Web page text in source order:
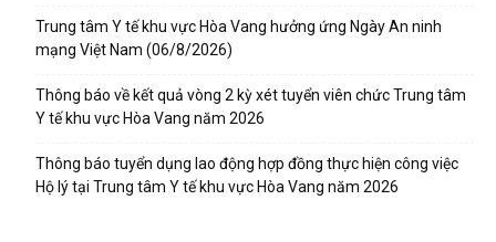
Trung tâm Y tế khu vực Hòa Vang hưởng ứng Ngày An ninh
mạng Việt Nam (06/8/2026)
Thông báo về kết quả vòng 2 kỳ xét tuyển viên chức Trung tâm
Y tế khu vực Hòa Vang năm 2026
Thông báo tuyển dụng lao động hợp đồng thực hiện công việc
Hộ lý tại Trung tâm Y tế khu vực Hòa Vang năm 2026